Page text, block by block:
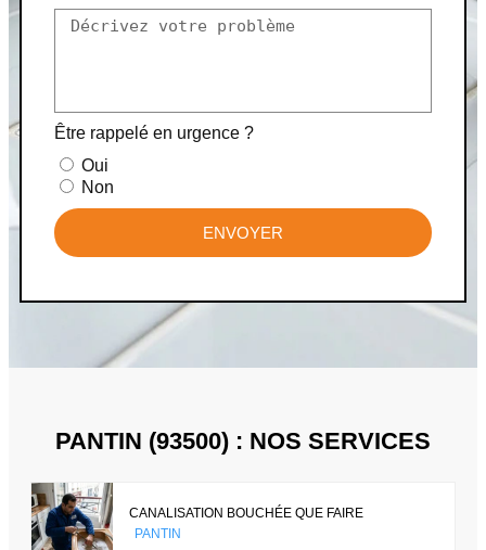
Être rappelé en urgence ?
Oui
Non
ENVOYER
PANTIN (93500) : NOS SERVICES
CANALISATION BOUCHÉE QUE FAIRE
PANTIN